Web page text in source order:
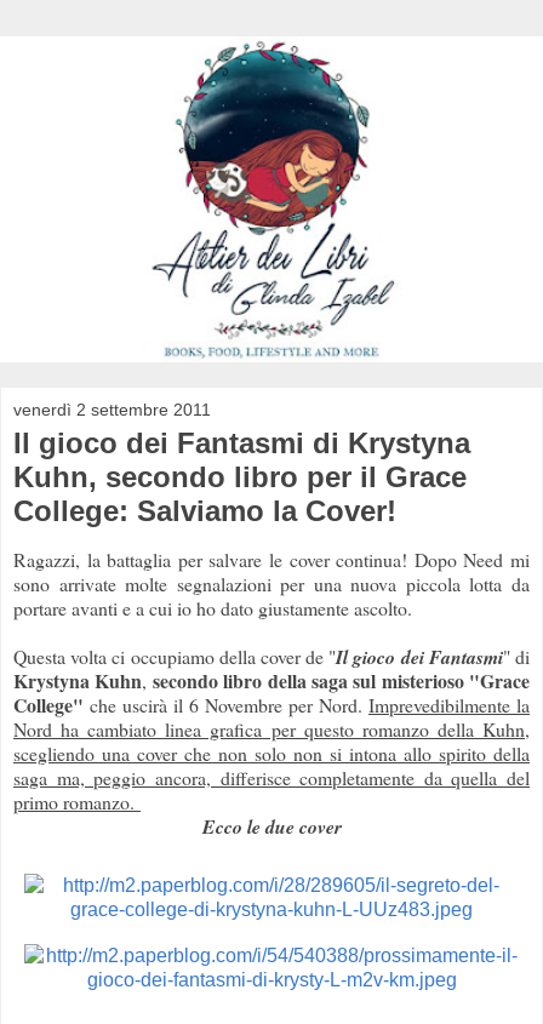
venerdì 2 settembre 2011
Il gioco dei Fantasmi di Krystyna
Kuhn, secondo libro per il Grace
College: Salviamo la Cover!
Ragazzi, la battaglia per salvare le cover continua! Dopo Need mi
sono arrivate molte segnalazioni per una nuova piccola lotta da
portare avanti e a cui io ho dato giustamente ascolto.
Questa volta ci occupiamo della cover de "Il gioco dei Fantasmi" di
Krystyna Kuhn, secondo libro della saga sul misterioso "Grace
College" che uscirà il 6 Novembre per Nord. Imprevedibilmente la
Nord ha cambiato linea grafica per questo romanzo della Kuhn,
scegliendo una cover che non solo non si intona allo spirito della
saga ma, peggio ancora, differisce completamente da quella del
primo romanzo.
Ecco le due cover